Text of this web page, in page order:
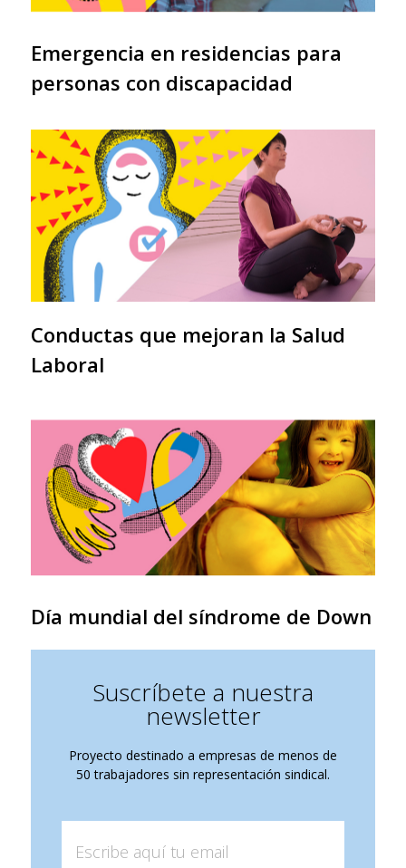
Emergencia en residencias para
personas con discapacidad
Conductas que mejoran la Salud
Laboral
Día mundial del síndrome de Down
Suscríbete a nuestra
newsletter
Proyecto destinado a empresas de menos de
50 trabajadores sin representación sindical.